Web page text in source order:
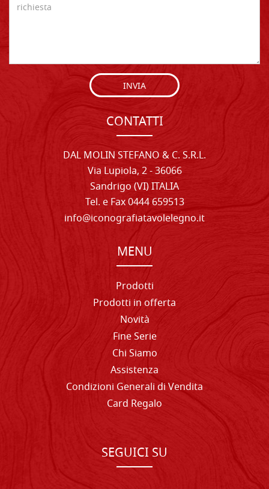
INVIA
CONTATTI
DAL MOLIN STEFANO & C. S.R.L.
Via Lupiola, 2 - 36066
Sandrigo (VI) ITALIA
Tel. e Fax 0444 659513
info@iconografiatavolelegno.it
MENU
Prodotti
Prodotti in offerta
Novità
Fine Serie
Chi Siamo
Assistenza
Condizioni Generali di Vendita
Card Regalo
SEGUICI SU